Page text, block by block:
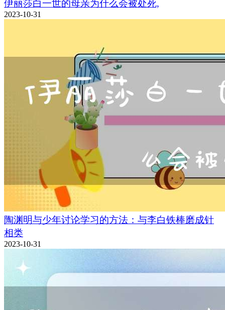
伊丽莎白一世的母亲为什么会被处死,
2023-10-31
陶渊明与少年讨论学习的方法：与李白铁棒磨成针
相类
2023-10-31